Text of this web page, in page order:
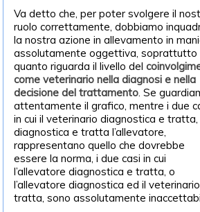
Va detto che, per poter svolgere il
ruolo correttamente, dobbiamo
la nostra azione in allevamento in
assolutamente oggettiva, soprattutto
quanto riguarda il livello del
come veterinario nella diagnosi e nella
decisione del trattamento. Se
attentamente il grafico, mentre i due
in cui il veterinario diagnostica e tratta,
diagnostica e tratta l’allevatore,
rappresentano quello che dovrebbe
essere la norma, i due casi in cui
l’allevatore diagnostica e tratta, o
l’allevatore diagnostica ed il veterinario
tratta, sono assolutamente